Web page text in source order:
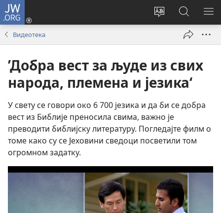
JW.ORG
Промени
Пријава
(отвара
Претрага
сајта
JW.ORG
Видеотека
’Добра вест за људе из свих
народа, племена и језика‘
У свету се говори око 6 700 језика и да би се добра
вест из Библије преносила свима, важно је
преводити библијску литературу. Погледајте филм о
томе како су се Јеховини сведоци посветили том
огромном задатку.